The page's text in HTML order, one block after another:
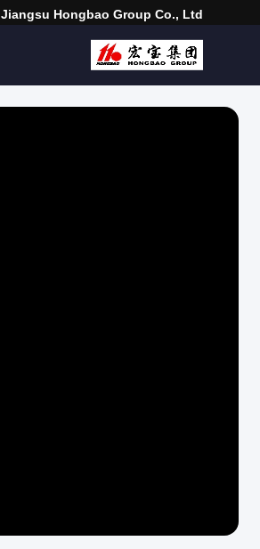
Jiangsu Hongbao Group Co., Ltd.